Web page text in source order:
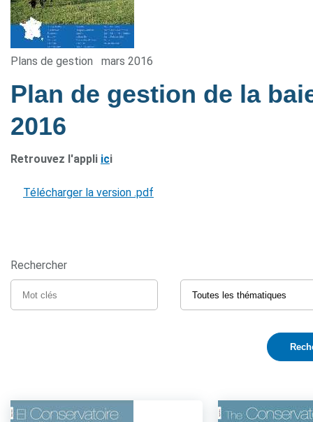
Plans de gestion mars 2016
Plan de gestion de la
2016
Retrouvez l'appli ici
Télécharger la version .pdf
Rechercher